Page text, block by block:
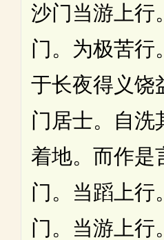
沙门当游上行
门。为极苦行
于长夜得义饶
门居士。自洗
着地。而作是
门。当蹈上行
门。当游上行